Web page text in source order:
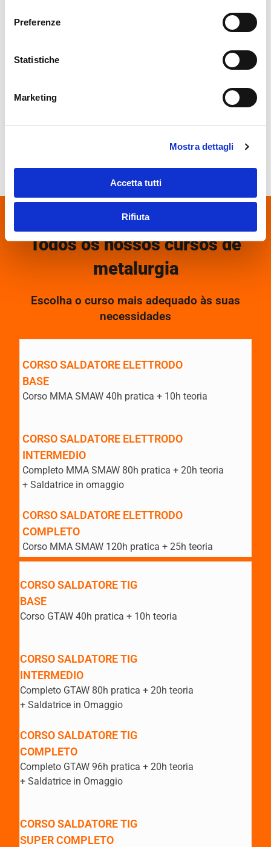
Preferenze
Statistiche
Marketing
Mostra dettagli
Accetta tutti
Rifiuta
Todos os nossos cursos de
metalurgia
Escolha o curso mais adequado às suas
necessidades
CORSO SALDATORE ELETTRODO
BASE
Corso MMA SMAW 40h pratica + 10h teoria
CORSO SALDATORE ELETTRODO
INTERMEDIO
Completo MMA SMAW 80h pratica + 20h teoria
+ Saldatrice in omaggio
CORSO SALDATORE ELETTRODO
COMPLETO
Corso MMA SMAW 120h pratica + 25h teoria
CORSO SALDATORE TIG
BASE
Corso GTAW 40h pratica + 10h teoria
CORSO SALDATORE TIG
INTERMEDIO
Completo GTAW 80h pratica + 20h teoria
+ Saldatrice in Omaggio
CORSO SALDATORE TIG
COMPLETO
Completo GTAW 96h pratica + 20h teoria
+ Saldatrice in Omaggio
CORSO SALDATORE TIG
SUPER COMPLETO